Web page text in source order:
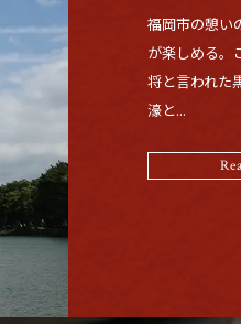
福岡市の憩い
が楽しめる。
将と言われた
濠と...